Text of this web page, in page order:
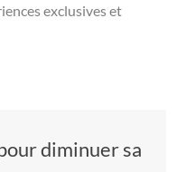
exclusives et
diminuer sa